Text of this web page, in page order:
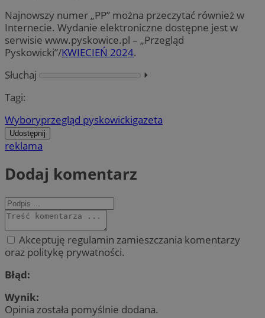
Najnowszy numer „PP” można przeczytać również w
Internecie. Wydanie elektroniczne dostępne jest w
serwisie www.pyskowice.pl – „Przegląd
Pyskowicki”/KWIECIEŃ 2024.
Słuchaj
⏵︎
Tagi:
Wyboryprzegląd pyskowickigazeta
Udostępnij
reklama
Dodaj komentarz
Akceptuję regulamin zamieszczania komentarzy
oraz politykę prywatności.
Błąd:
Wynik:
Opinia została pomyślnie dodana.